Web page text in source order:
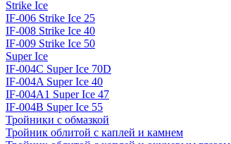
Strike Ice
IF-006 Strike Ice 25
IF-008 Strike Ice 40
IF-009 Strike Ice 50
Super Ice
IF-004C Super Ice 70D
IF-004A Super Ice 40
IF-004A1 Super Ice 47
IF-004B Super Ice 55
Тройники с обмазкой
Тройник облитой с каплей и камнем